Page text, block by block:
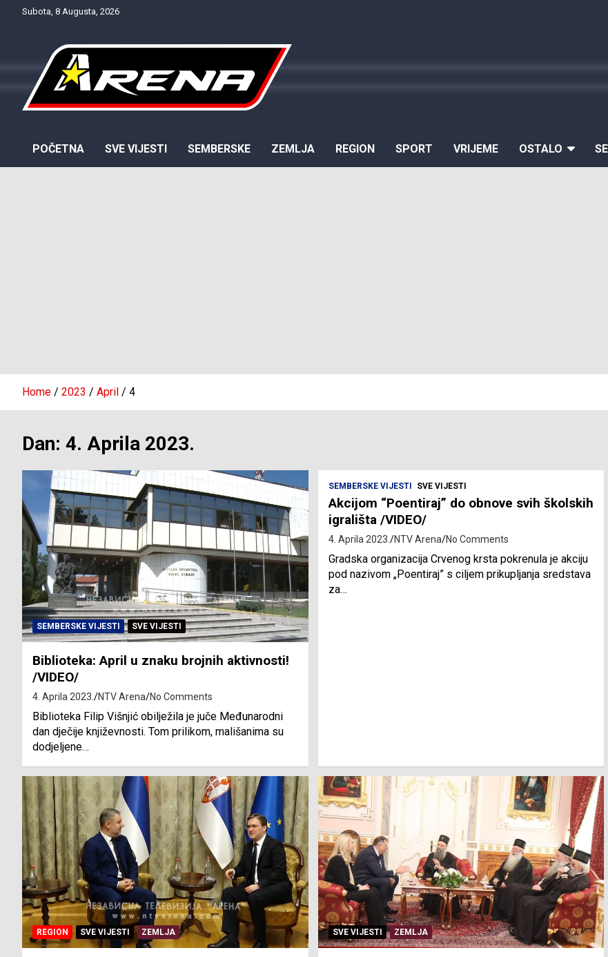
Subota, 8 Augusta, 2026
POČETNA SVE VIJESTI SEMBERSKE ZEMLJA REGION SPORT VRIJEME OSTALO
Home 2023 April 4
Dan: 4. Aprila 2023.
SEMBERSKE VIJESTI SVE VIJESTI
Biblioteka: April u znaku brojnih aktivnosti!
/VIDEO/
4. Aprila 2023. NTV Arena No Comments
Biblioteka Filip Višnjić obilježila je juče Međunarodni
dan dječije književnosti. Tom prilikom, mališanima su
dodjeljene…
SEMBERSKE VIJESTI SVE VIJESTI
Akcijom “Poentiraj” do obnove svih školskih
igrališta /VIDEO/
4. Aprila 2023. NTV Arena No Comments
Gradska organizacija Crvenog krsta pokrenula je akciju
pod nazivom „Poentiraj” s ciljem prikupljanja sredstava
za…
REGION SVE VIJESTI ZEMLJA SVE VIJESTI ZEMLJA